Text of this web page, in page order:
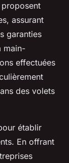
proposent
assurant
garanties
main-
effectuées
des volets
établir
En offrant